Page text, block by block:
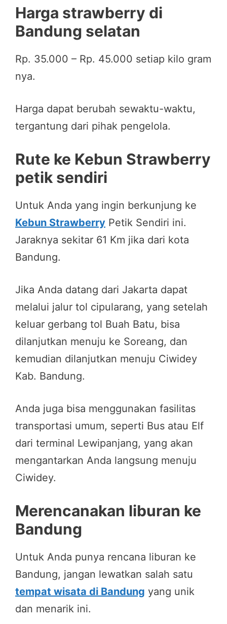
Harga strawberry di
Bandung selatan
Rp. 35.000 – Rp. 45.000 setiap kilo gram
nya.
Harga dapat berubah sewaktu-waktu,
tergantung dari pihak pengelola.
Rute ke Kebun Strawberry
petik sendiri
Untuk Anda yang ingin berkunjung ke
Kebun Strawberry Petik Sendiri ini.
Jaraknya sekitar 61 Km jika dari kota
Bandung.
Jika Anda datang dari Jakarta dapat
melalui jalur tol cipularang, yang setelah
keluar gerbang tol Buah Batu, bisa
dilanjutkan menuju ke Soreang, dan
kemudian dilanjutkan menuju Ciwidey
Kab. Bandung.
Anda juga bisa menggunakan fasilitas
transportasi umum, seperti Bus atau Elf
dari terminal Lewipanjang, yang akan
mengantarkan Anda langsung menuju
Ciwidey.
Merencanakan liburan ke
Bandung
Untuk Anda punya rencana liburan ke
Bandung, jangan lewatkan salah satu
tempat wisata di Bandung yang unik
dan menarik ini.